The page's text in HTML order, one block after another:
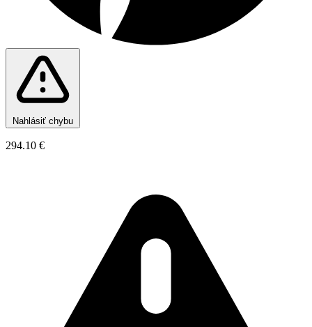
Nahlásiť chybu
294.10 €